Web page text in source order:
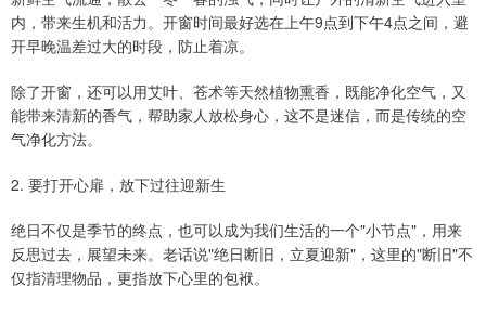
内，带来生机和活力。开窗时间最好选在上午9点到下午4点之间，避
开早晚温差过大的时段，防止着凉。
除了开窗，还可以用艾叶、苍术等天然植物熏香，既能净化空气，又
能带来清新的香气，帮助家人放松身心，这不是迷信，而是传统的空
气净化方法。
2. 要打开心扉，放下过往迎新生
绝日不仅是季节的终点，也可以成为我们生活的一个"小节点"，用来
反思过去，展望未来。老话说"绝日断旧，立夏迎新"，这里的"断旧"不
仅指清理物品，更指放下心里的包袱。